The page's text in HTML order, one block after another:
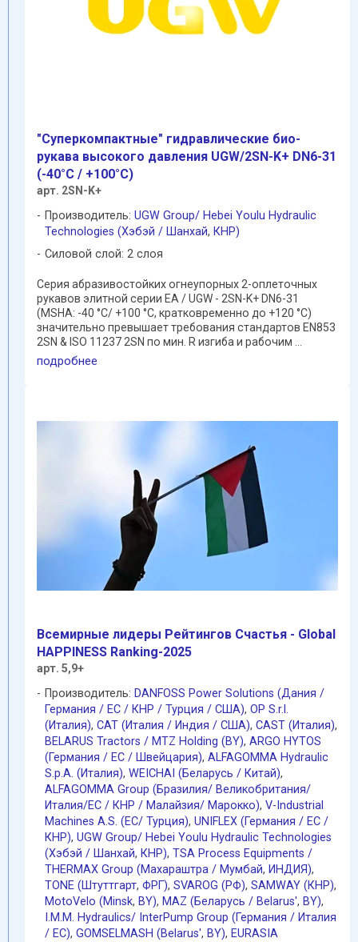
"Суперкомпактные" гидравлические био-
рукава высокого давления UGW/2SN-K+ DN6-31
(-40°C / +100°C)
арт. 2SN-K+
Производитель: UGW Group/ Hebei Youlu Hydraulic
Technologies (Хэбэй / Шанхай, КНР)
Силовой слой: 2 слоя
Cерия абразивостойких огнеупорных 2-оплеточных
рукавов элитной серии EA / UGW - 2SN-K+ DN6-31
(MSHA: -40 °C/ +100 °C, кратковременно до +120 °C)
значительно превышает требования стандартов EN853
2SN & ISO 11237 2SN по мин. R изгиба и рабочим ...
подробнее
Всемирные лидеры Pейтингов Cчастья - Global
HAPPINESS Ranking-2025
арт. 5,9+
Производитель: DANFOSS Power Solutions (Дания /
Германия / EC / КНР / Турция / США), OP S.r.l.
(Италия), CAT (Италия / Индия / США), CAST (Италия),
BELARUS Tractors / MTZ Holding (BY), ARGO HYTOS
(Германия / EC / Швейцария), ALFAGOMMA Hydraulic
S.p.A. (Италия), WEICHAI (Беларусь / Китай),
ALFAGOMMA Group (Бразилия/ Великобритания/
Италия/ЕС / КНР / Малайзия/ Марокко), V-Industrial
Machines A.S. (EC/ Турция), UNIFLEX (Германия / EC /
КНР), UGW Group/ Hebei Youlu Hydraulic Technologies
(Хэбэй / Шанхай, КНР), TSA Process Equipments /
THERMAX Group (Махараштра / Мумбай, ИНДИЯ),
TONE (Штуттгарт, ФРГ), SVAROG (РФ), SAMWAY (КНР),
MotoVelo (Minsk, BY), MAZ (Беларусь / Belarus', BY),
I.M.M. Hydraulics/ InterPump Group (Германия / Италия
/ ЕС), GOMSELMASH (Belarus', BY), EURASIA